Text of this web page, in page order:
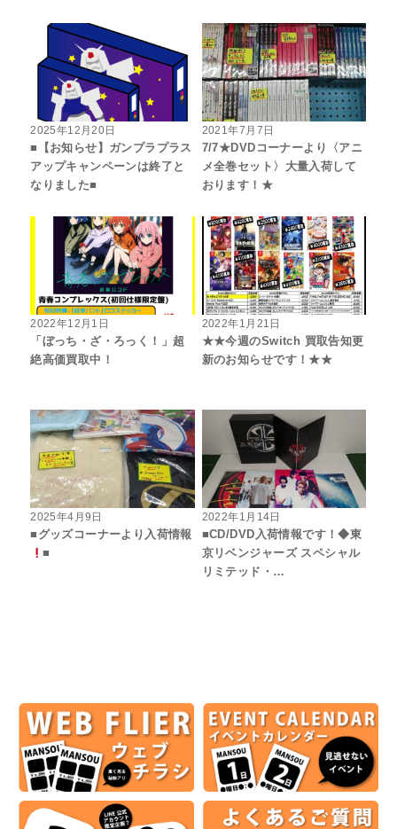
2025年12月20日
■【お知らせ】ガンプラプラス
アップキャンペーンは終了と
なりました■
2021年7月7日
7/7★DVDコーナーより〈アニ
メ全巻セット〉大量入荷して
おります！★
2022年12月1日
「ぼっち・ざ・ろっく！」超
絶高価買取中！
2022年1月21日
★★今週のSwitch 買取告知更
新のお知らせです！★★
2025年4月9日
■グッズコーナーより入荷情報
■
2022年1月14日
■CD/DVD入荷情報です！◆東
京リベンジャーズ スペシャル
リミテッド・…